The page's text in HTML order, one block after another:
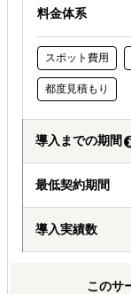
料金体系
スポット費用
都度見積もり
導入までの期間
最低契約期間
導入実績数
このサ